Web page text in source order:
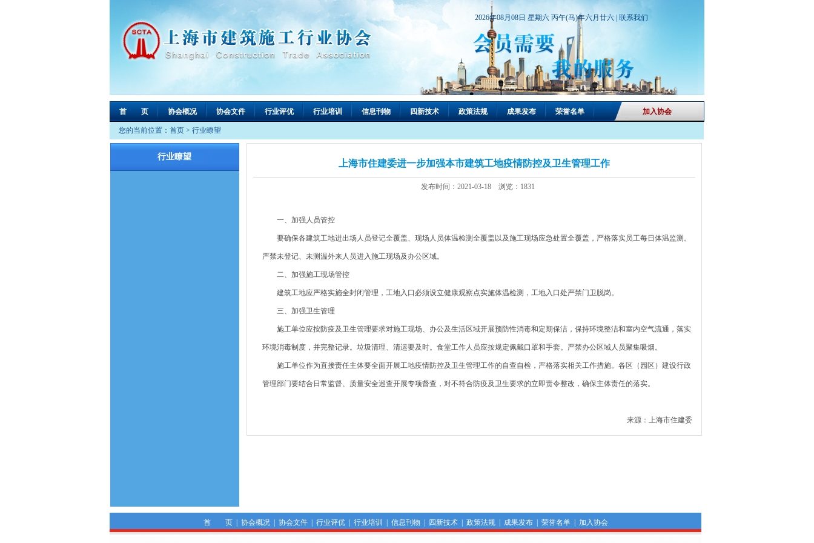
2026年08月08日 星期六 丙午(马)年六月廿六 | 联系我们
首 页 协会概况 协会文件 行业评优 行业培训 信息刊物 四新技术 政策法规 成果发布 荣誉名单 加入协会
您的当前位置： 首页 > 行业瞭望
行业瞭望
上海市住建委进一步加强本市建筑工地疫情防控及卫生管理工作
发布时间：2021-03-18 浏览：1831
一、加强人员管控
要确保各建筑工地进出场人员登记全覆盖、现场人员体温检测全覆盖以及施工现场应急处置全覆盖，严格落实员工每日体温监测。
严禁未登记、未测温外来人员进入施工现场及办公区域。
二、加强施工现场管控
建筑工地应严格实施全封闭管理，工地入口必须设立健康观察点实施体温检测，工地入口处严禁门卫脱岗。
三、加强卫生管理
施工单位应按防疫及卫生管理要求对施工现场、办公及生活区域开展预防性消毒和定期保洁，保持环境整洁和室内空气流通，落实
环境消毒制度，并完整记录。垃圾清理、清运要及时。食堂工作人员应按规定佩戴口罩和手套。严禁办公区域人员聚集吸烟。
施工单位作为直接责任主体要全面开展工地疫情防控及卫生管理工作的自查自检，严格落实相关工作措施。各区（园区）建设行政
管理部门要结合日常监督、质量安全巡查开展专项督查，对不符合防疫及卫生要求的立即责令整改，确保主体责任的落实。
来源：上海市住建委
首 页| 协会概况| 协会文件| 行业评优| 行业培训 信息刊物 四新技术| 政策法规| 成果发布| 荣誉名单| 加入协会